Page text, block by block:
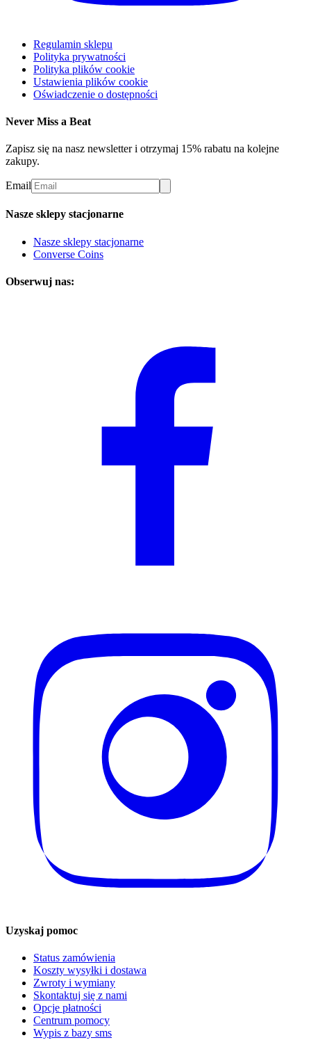
Regulamin sklepu
Polityka prywatności
Polityka plików cookie
Ustawienia plików cookie
Oświadczenie o dostępności
Never Miss a Beat
Zapisz się na nasz newsletter i otrzymaj 15% rabatu na kolejne
zakupy.
Email
Nasze sklepy stacjonarne
Nasze sklepy stacjonarne
Converse Coins
Obserwuj nas:
Uzyskaj pomoc
Status zamówienia
Koszty wysyłki i dostawa
Zwroty i wymiany
Skontaktuj się z nami
Opcje płatności
Centrum pomocy
Wypis z bazy sms